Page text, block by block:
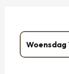
Woensdag